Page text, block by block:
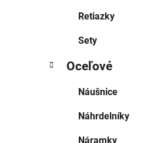
Retiazky
Sety
Oceľové
Náušnice
Náhrdelníky
Náramky